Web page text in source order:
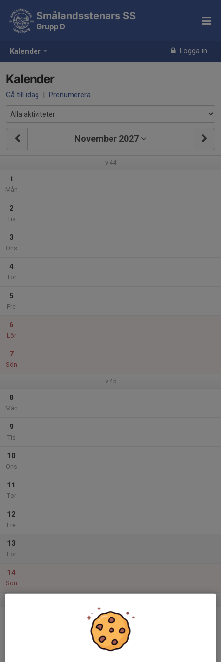
Kalender Logga in
Smålandsstenars SS
Grupp D
Kalender
Gå till idag | Prenumerera
November 2027
v.44
1
Mån
2
Tis
3
Ons
4
Tor
5
Fre
6
Lör
7
Sön
v.45
8
Mån
9
Tis
10
Ons
11
Tor
12
Fre
13
Lör
14
Sön